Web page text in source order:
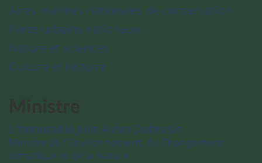
Aires marines nationales de conservation
Parcs urbains nationaux
Nature et sciences
Culture et histoire
L’honorable Julie Aviva Dabrusin
Ministre de l’Environnement, du Changement
climatique et de la Nature